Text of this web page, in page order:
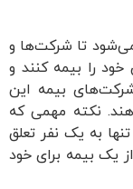
تا شرکت‌ها و
را بیمه کنند و
بیمه این
نکته مهمی که
به یک نفر تعلق
یک بیمه برای خود